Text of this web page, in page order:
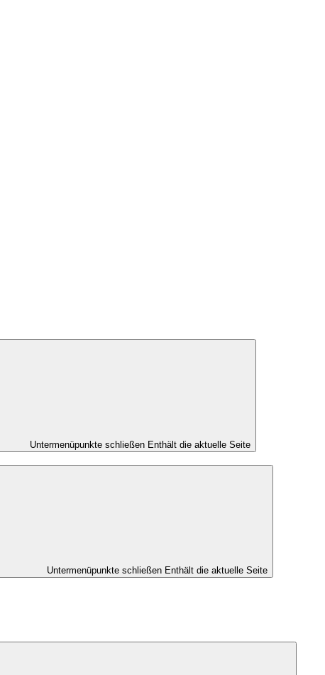
Untermenüpunkte schließen Enthält die aktuelle Seite
Untermenüpunkte schließen Enthält die aktuelle Seite